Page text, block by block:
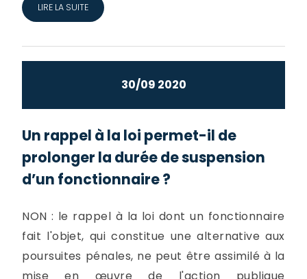
LIRE LA SUITE
30/09 2020
Un rappel à la loi permet-il de
prolonger la durée de suspension
d’un fonctionnaire ?
NON : le rappel à la loi dont un fonctionnaire
fait l'objet, qui constitue une alternative aux
poursuites pénales, ne peut être assimilé à la
mise en œuvre de l'action publique